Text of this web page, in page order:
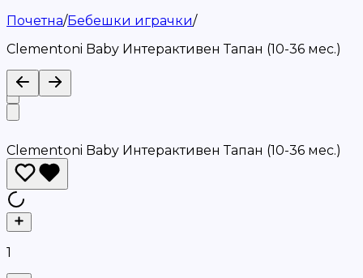
Почетна/Бебешки играчки/
Clementoni Baby Интерактивен Тапан (10-36 мес.)
Clementoni Baby Интерактивен Тапан (10-36 мес.)
1